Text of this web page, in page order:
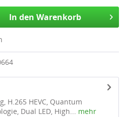
In den Warenkorb
H.265 HEVC, Quantum
Dual LED, High... mehr